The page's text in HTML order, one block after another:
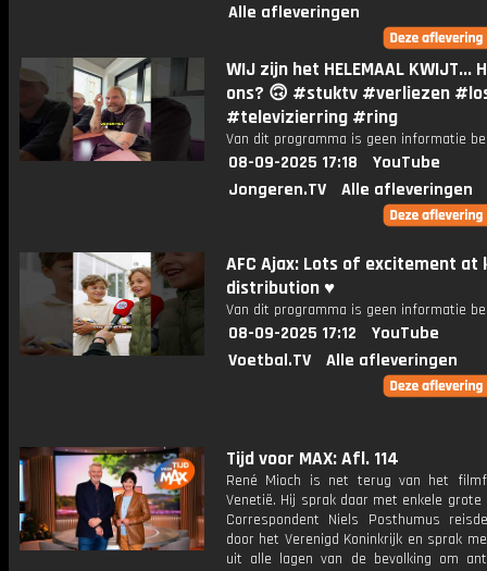
Alle afleveringen
WIJ zijn het HELEMAAL KWIJT...
ons? 🙃 #stuktv #verliezen
#televizierring #ring
Van dit programma is geen informatie
08-09-2025 17:18
YouTube
Jongeren.TV
Alle afleveringen
AFC Ajax: Lots of excitement at
distribution ♥️
Van dit programma is geen informatie
08-09-2025 17:12
YouTube
Voetbal.TV
Alle afleveringen
Tijd voor MAX: Afl. 114
René Mioch is net terug van het
Venetië. Hij sprak daar met enkele grote
Correspondent Niels Posthumus
door het Verenigd Koninkrijk en sprak
uit alle lagen van de bevolking om